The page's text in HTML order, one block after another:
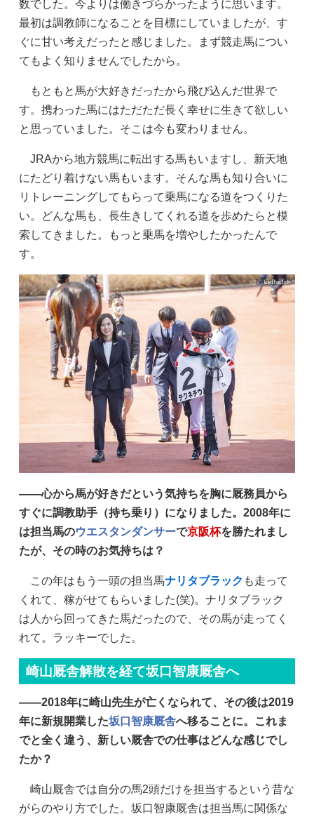
数でした。今よりは働きづらかったように思います。
最初は調教師になることを目標にしていましたが、す
ぐに甘い考えだったと感じました。まず競走馬につい
てもよく知りませんでしたから。
もともと馬が大好きだったから飛び込んだ世界で
す。携わった馬にはただただ長く幸せに生きて欲しい
と思っていました。そこは今も変わりません。
JRAから地方競馬に転出する馬もいますし、新天地
にたどり着けない馬もいます。そんな馬も知り合いに
リトレーニングしてもらって乗馬になる道をつくりた
い。どんな馬も、長生きしてくれる道を歩めたらと模
索してきました。もっと乗馬を増やしたかったんで
す。
——心から馬が好きだという気持ちを胸に厩務員から
すぐに調教助手（持ち乗り）になりました。2008年に
は担当馬のウエスタンダンサーで京阪杯を勝たれまし
たが、その時のお気持ちは？
この年はもう一頭の担当馬ナリタブラック も走って
くれて、稼がせてもらいました(笑)。ナリタブラック
は人から回ってきた馬だったので、その馬が走ってく
れて。ラッキーでした。
崎山厩舎解散を経て坂口智康厩舎へ
——2018年に崎山先生が亡くなられて、その後は2019
年に新規開業した坂口智康厩舎へ移ることに。これま
でと全く違う、新しい厩舎での仕事はどんな感じでし
たか？
崎山厩舎では自分の馬2頭だけを担当するという昔な
がらのやり方でした。坂口智康厩舎は担当馬に関係な